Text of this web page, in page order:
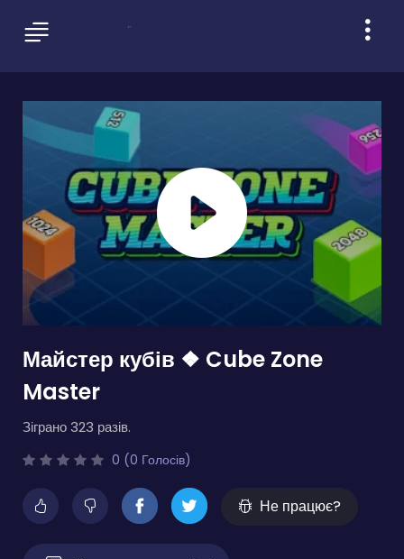
Майстер кубів ❖ Cube Zone
Master
Зіграно 323 разів.
0 (0 Голосів)
Не працює?